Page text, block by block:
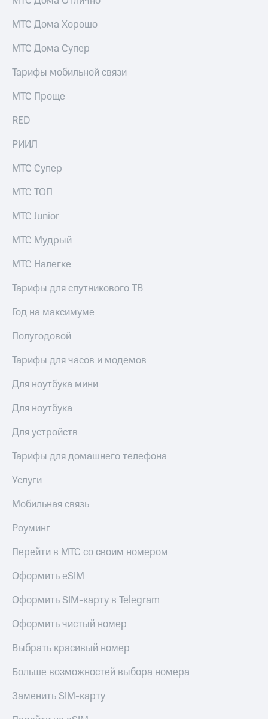
и не
только
и родителям
от МТС
Акции
Приложения
КИОН
КИОН
Строки
Live
Гудок
Мой
приложения
Инвестиции
Получайте
доход
Покупка
на связь
С картой
Деньги
Накопления
Откладывайте
деньги
и получайте
Платежи
и
переводы
Live
Гудок
Мой
приложения
онлайн
Страхование
Покупка
онлайн
на связь
С картой
Деньги
Накопления
Откладывайте
и получайте
доход 15%
Акции
Условия
пополнения
Скидка
30%
на связь
и МТС Супер
МТС Деньги
Обзоры
до 40%
покупке
МТС
МТС Дома Хорошо
МТС Дома Супер
Тарифы мобильной связи
МТС Проще
RED
РИИЛ
МТС Супер
МТС ТОП
МТС Junior
МТС Мудрый
МТС Налегке
Тарифы для спутникового ТВ
Год на максимуме
Полугодовой
Тарифы для часов и модемов
Для ноутбука мини
Для ноутбука
Для устройств
Тарифы для домашнего телефона
Услуги
Мобильная связь
Роуминг
Перейти в МТС со своим номером
Оформить eSIM
Оформить SIM-карту в Telegram
Оформить чистый номер
Выбрать красивый номер
Больше возможностей выбора номера
Заменить SIM-карту